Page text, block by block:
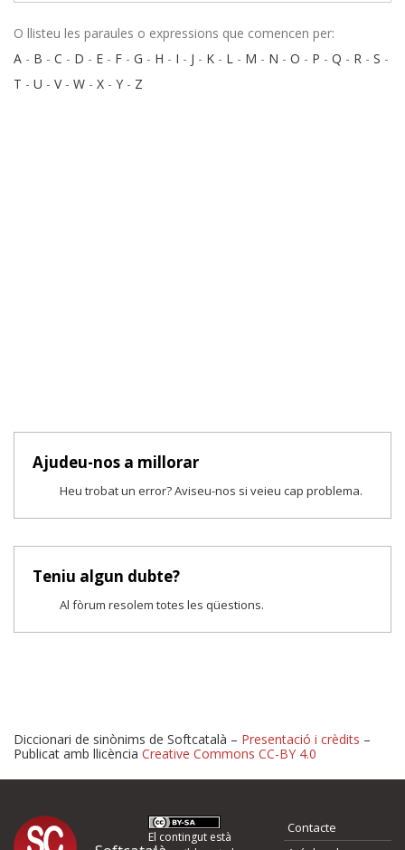
O llisteu les paraules o expressions que comencen per:
A - B - C - D - E - F - G - H - I - J - K - L - M - N - O - P - Q - R - S -
T - U - V- W - X - Y - Z
Ajudeu-nos a millorar
Heu trobat un error? Aviseu-nos si veieu cap problema.
Teniu algun dubte?
Al fòrum resolem totes les qüestions.
Proposeu-nos millores o
Diccionari de sinònims de Softcatalà – Presentació i crèdits –
Publicat amb llicència Creative Commons CC-BY 4.0
El contingut està
Contacte